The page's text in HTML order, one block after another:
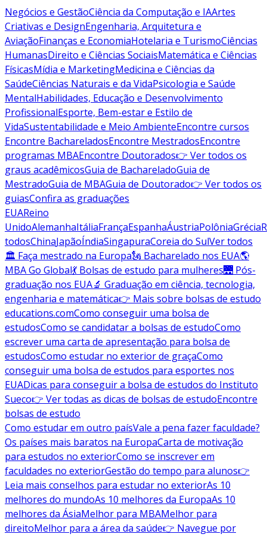
Negócios e GestãoCiência da Computação e IAArtes
Criativas e DesignEngenharia, Arquitetura e
AviaçãoFinanças e EconomiaHotelaria e TurismoCiências
HumanasDireito e Ciências SociaisMatemática e Ciências
FísicasMídia e MarketingMedicina e Ciências da
SaúdeCiências Naturais e da VidaPsicologia e Saúde
MentalHabilidades, Educação e Desenvolvimento
ProfissionalEsporte, Bem-estar e Estilo de
VidaSustentabilidade e Meio AmbienteEncontre cursos
Encontre BachareladosEncontre MestradosEncontre
programas MBAEncontre Doutorados👉 Ver todos os
graus acadêmicosGuia de BachareladoGuia de
MestradoGuia de MBAGuia de Doutorado👉 Ver todos os
guiasConfira as graduações
EUAReino
UnidoAlemanhaItáliaFrançaEspanhaÁustriaPolôniaGrécia
todosChinaJapãoÍndiaSingapuraCoreia do SulVer todos
🏛 Faça mestrado na Europa🗽 Bacharelado nos EUA🌎
MBA Go Global💃 Bolsas de estudo para mulheres🌉 Pós-
graduação nos EUA🔬 Graduação em ciência, tecnologia,
engenharia e matemática👉 Mais sobre bolsas de estudo
educations.comComo conseguir uma bolsa de
estudosComo se candidatar a bolsas de estudoComo
escrever uma carta de apresentação para bolsa de
estudosComo estudar no exterior de graçaComo
conseguir uma bolsa de estudos para esportes nos
EUADicas para conseguir a bolsa de estudos do Instituto
Sueco👉 Ver todas as dicas de bolsas de estudoEncontre
bolsas de estudo
Como estudar em outro paísVale a pena fazer faculdade?
Os países mais baratos na EuropaCarta de motivação
para estudos no exteriorComo se inscrever em
faculdades no exteriorGestão do tempo para alunos👉
Leia mais conselhos para estudar no exteriorAs 10
melhores do mundoAs 10 melhores da EuropaAs 10
melhores da ÁsiaMelhor para MBAMelhor para
direitoMelhor para a área da saúde👉 Navegue por